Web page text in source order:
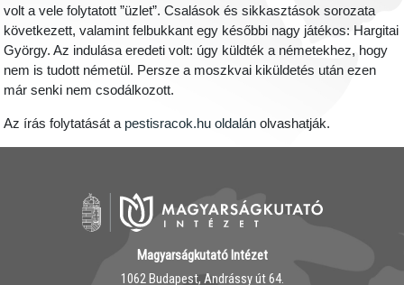
volt a vele folytatott ”üzlet”. Csalások és sikkasztások sorozata
következett, valamint felbukkant egy későbbi nagy játékos: Hargitai
György. Az indulása eredeti volt: úgy küldték a németekhez, hogy
nem is tudott németül. Persze a moszkvai kiküldetés után ezen
már senki nem csodálkozott.
Az írás folytatását a pestisracok.hu oldalán olvashatják.
Magyarságkutató Intézet
1062 Budapest, Andrássy út 64.